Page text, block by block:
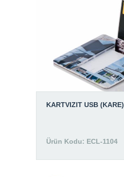
KARTVIZIT USB (KARE)
Ürün Kodu: ECL-1104